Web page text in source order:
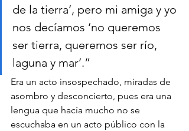
de la tierra’, pero mi amiga y yo
nos decíamos ‘no queremos
ser tierra, queremos ser río,
laguna y mar’.”
Era un acto insospechado, miradas de
asombro y desconcierto, pues era una
lengua que hacía mucho no se
escuchaba en un acto público con la